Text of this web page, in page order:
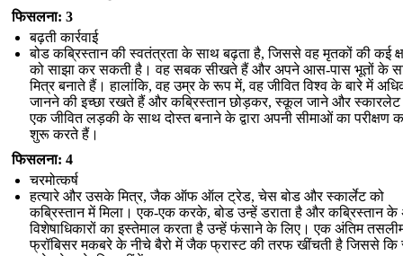
फिसलना: 3
बढ़ती कार्रवाई
बोड कब्रिस्तान की स्वतंत्रता के साथ बढ़ता है, जिससे वह मृतकों की कई
को साझा कर सकती है। वह सबक सीखते हैं और अपने आस-पास भूतों के
मित्र बनाते हैं। हालांकि, वह उम्र के रूप में, वह जीवित विश्व के बारे में
जानने की इच्छा रखते हैं और कब्रिस्तान छोड़कर, स्कूल जाने और स्कारलेट
एक जीवित लड़की के साथ दोस्त बनाने के द्वारा अपनी सीमाओं का परीक्षण
शुरू करते हैं।
फिसलना: 4
चरमोत्कर्ष
हत्यारे और उसके मित्र, जैक ऑफ ऑल ट्रेड, चेस बोड और स्कार्लेट को
कब्रिस्तान में मिला। एक-एक करके, बोड उन्हें डराता है और कब्रिस्तान
विशेषाधिकारों का इस्तेमाल करता है उन्हें फंसाने के लिए। एक अंतिम
फ्रॉबिसर मकबरे के नीचे बैरो में जैक फ्रास्ट की तरफ खींचती है जिससे कि